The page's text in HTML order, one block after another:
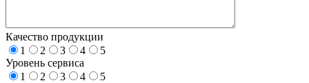
Качество продукции
1
2 3 4
5
Уровень сервиса
1
2 3 4
5